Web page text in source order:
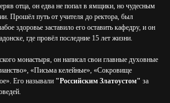
отца, он едва не попал в ямщики, но чудесным
Прошёл путь от учителя до ректора, был
здоровье заставило его оставить кафедру, и он
где провёл последние 15 лет жизни.
монастыря, он написал свои главные духовные
«Письма келейные», «Сокровище
Его называли "Российским Златоустом" за